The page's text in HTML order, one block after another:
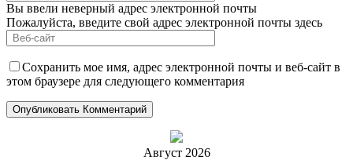
Вы ввели неверный адрес электронной почты
Пожалуйста, введите свой адрес электронной почты здесь
Сохранить мое имя, адрес электронной почты и веб-сайт в
этом браузере для следующего комментария
Август 2026